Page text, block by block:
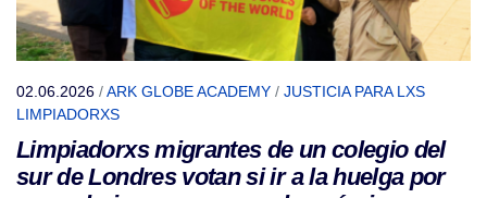
02.06.2026 /ARK GLOBE ACADEMY / JUSTICIA PARA LXS
LIMPIADORXS
Limpiadorxs migrantes de un colegio del
sur de Londres votan si ir a la huelga por